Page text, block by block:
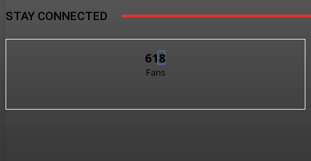
STAY CONNECTED
618
Fans